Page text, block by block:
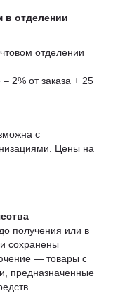
в отделении
отделении
2% от заказа + 25
с
Цены на
получения или в
сохранены
— товары с
предназначенные